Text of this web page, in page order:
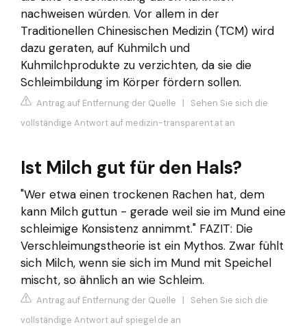
nachweisen würden. Vor allem in der
Traditionellen Chinesischen Medizin (TCM) wird
dazu geraten, auf Kuhmilch und
Kuhmilchprodukte zu verzichten, da sie die
Schleimbildung im Körper fördern sollen.
Antrag auf Entfernung der Quelle | Sehen Sie sich die
vollständige Antwort auf medizin-transparent.at an
Ist Milch gut für den Hals?
"Wer etwa einen trockenen Rachen hat, dem
kann Milch guttun - gerade weil sie im Mund eine
schleimige Konsistenz annimmt." FAZIT: Die
Verschleimungstheorie ist ein Mythos. Zwar fühlt
sich Milch, wenn sie sich im Mund mit Speichel
mischt, so ähnlich an wie Schleim.
Antrag auf Entfernung der Quelle | Sehen Sie sich die
vollständige Antwort auf spiegel.de an